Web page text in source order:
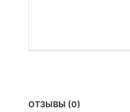
ОТЗЫВЫ (0)